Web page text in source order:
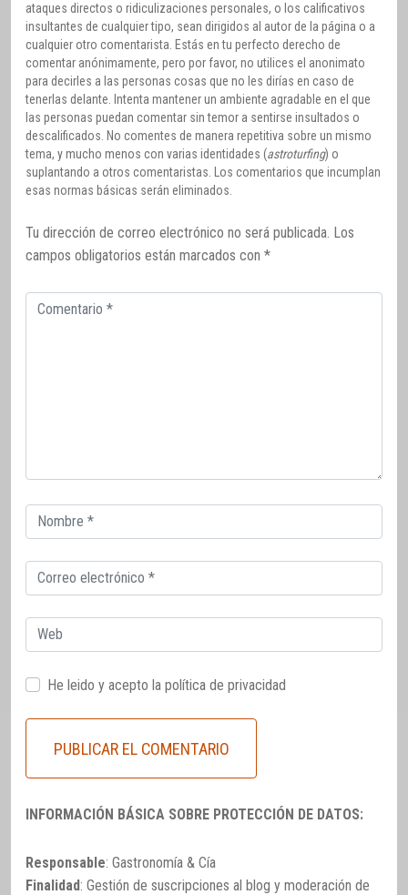
ataques directos o ridiculizaciones personales, o los calificativos
insultantes de cualquier tipo, sean dirigidos al autor de la página o a
cualquier otro comentarista. Estás en tu perfecto derecho de
comentar anónimamente, pero por favor, no utilices el anonimato
para decirles a las personas cosas que no les dirías en caso de
tenerlas delante. Intenta mantener un ambiente agradable en el que
las personas puedan comentar sin temor a sentirse insultados o
descalificados. No comentes de manera repetitiva sobre un mismo
tema, y mucho menos con varias identidades (astroturfing) o
suplantando a otros comentaristas. Los comentarios que incumplan
esas normas básicas serán eliminados.
Tu dirección de correo electrónico no será publicada. Los
campos obligatorios están marcados con *
Comentario
Correo
electrónico
Correo
electrónico
Web
He leido y acepto la política de privacidad
INFORMACIÓN BÁSICA SOBRE PROTECCIÓN DE DATOS:
Responsable: Gastronomía & Cía
Finalidad: Gestión de suscripciones al blog y moderación de